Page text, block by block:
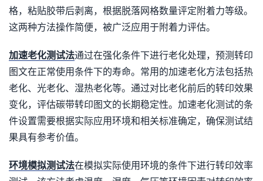
格，粘贴胶带后剥离，根据脱落网格数量评定附着力等级。
这两种方法操作简便，被广泛应用于附着力评估。
加速老化测试法通过在强化条件下进行老化处理，预测转印
图文在正常使用条件下的寿命。常用的加速老化方法包括热
老化、光老化、湿热老化等。通过对比老化前后的转印效果
变化，评估碳带转印图文的长期稳定性。加速老化测试的条
件设置需要根据实际应用环境和相关标准确定，确保测试结
果具有参考价值。
环境模拟测试法在模拟实际使用环境的条件下进行转印效率